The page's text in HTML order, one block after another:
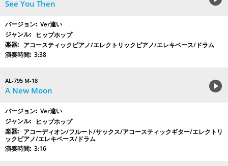
See You Then
Ver違い
ヒップホップ
アコースティックピアノ/エレクトリックピアノ/エレキベース/ドラム
3:38
AL-795 M-18
A New Moon
Ver違い
ヒップホップ
アコーディオン/フルート/サックス/アコースティックギター/エレクトリ
ックピアノ/エレキベース/ドラム
3:16